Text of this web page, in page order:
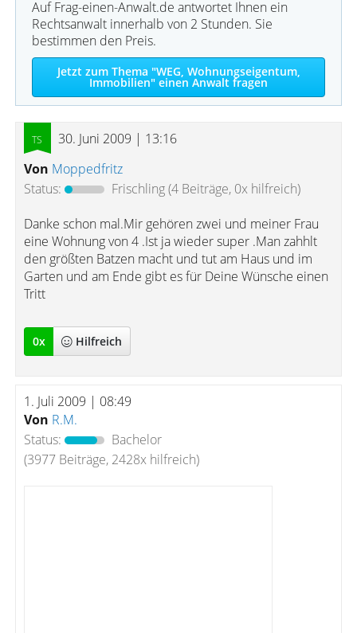
Auf Frag-einen-Anwalt.de antwortet Ihnen ein
Rechtsanwalt innerhalb von 2 Stunden. Sie
bestimmen den Preis.
Jetzt zum Thema "WEG, Wohnungseigentum,
Immobilien" einen Anwalt fragen
30. Juni 2009 | 13:16
Von Moppedfritz
Status:
Frischling(4 Beiträge, 0x hilfreich)
Danke schon mal.Mir gehören zwei und meiner Frau
eine Wohnung von 4 .Ist ja wieder super .Man zahhlt
den größten Batzen macht und tut am Haus und im
Garten und am Ende gibt es für Deine Wünsche einen
Tritt
0x Hilfreich
1. Juli 2009 | 08:49
Von R.M.
Status:
Bachelor
(3977 Beiträge, 2428x hilfreich)